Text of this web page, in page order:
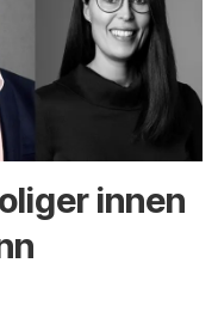
innen